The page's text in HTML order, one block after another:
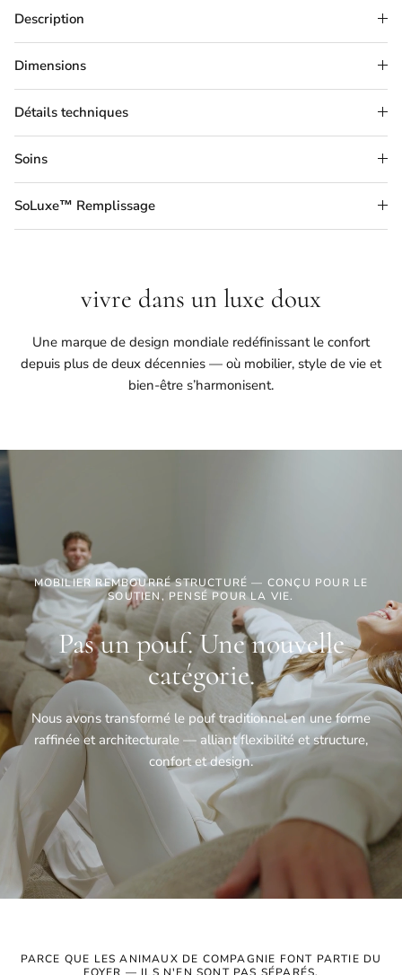
Description
Dimensions
Détails techniques
Soins
SoLuxe™ Remplissage
vivre dans un luxe doux
Une marque de design mondiale redéfinissant le confort
depuis plus de deux décennies — où mobilier, style de vie et
bien-être s’harmonisent.
MOBILIER REMBOURRÉ STRUCTURÉ — CONÇU POUR LE
SOUTIEN, PENSÉ POUR LA VIE.
Pas un pouf. Une nouvelle
catégorie.
Nous avons transformé le pouf traditionnel en une forme
raffinée et architecturale — alliant flexibilité et structure,
confort et design.
PARCE QUE LES ANIMAUX DE COMPAGNIE FONT PARTIE DU
FOYER — ILS N'EN SONT PAS SÉPARÉS.